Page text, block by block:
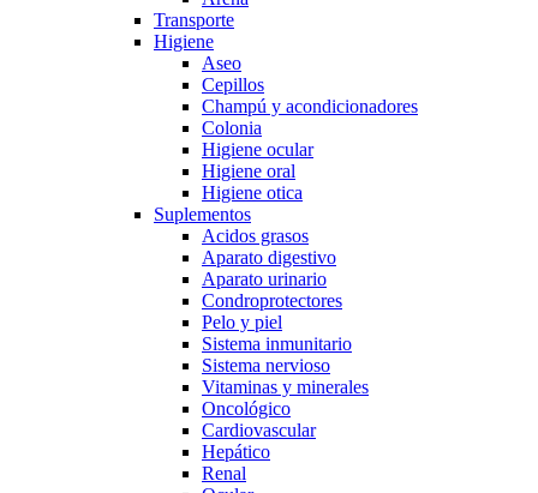
Transporte
Higiene
Aseo
Cepillos
Champú y acondicionadores
Colonia
Higiene ocular
Higiene oral
Higiene otica
Suplementos
Acidos grasos
Aparato digestivo
Aparato urinario
Condroprotectores
Pelo y piel
Sistema inmunitario
Sistema nervioso
Vitaminas y minerales
Oncológico
Cardiovascular
Hepático
Renal